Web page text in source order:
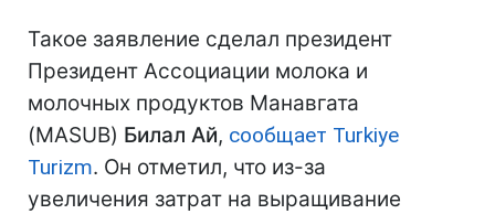
Такое заявление сделал президент
Президент Ассоциации молока и
молочных продуктов Манавгата
(MASUB) Билал Ай, сообщает Turkiye
Turizm. Он отметил, что из-за
увеличения затрат на выращивание